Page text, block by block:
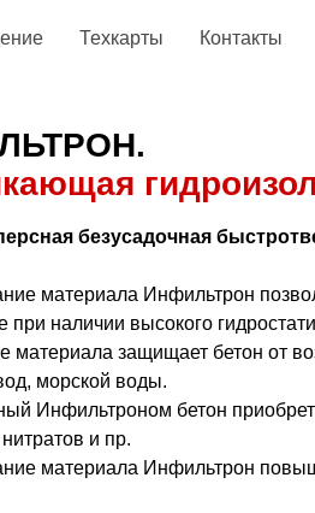
Техкарты Контакты
безусадочная
материала Инфильтрон
при наличии высокого
материала защищает бетон от
морской воды.
Инфильтроном бетон
и пр.
материала Инфильтрон